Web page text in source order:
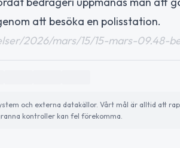
att besöka en polisstation.
2026/mars/15/15-mars-
och externa datakällor. Vårt mål är alltid att
kontroller kan fel förekomma.